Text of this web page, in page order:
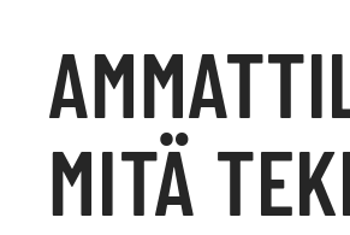
MITÄ